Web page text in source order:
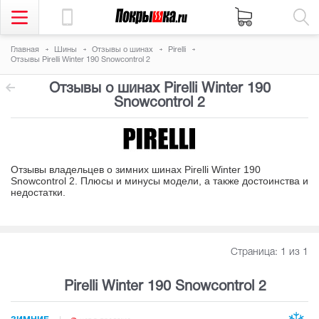
Главная Шины Отзывы о шинах
Pirelli
Отзывы Pirelli Winter 190 Snowcontrol 2
Отзывы о шинах Pirelli Winter 190
Snowcontrol 2
Отзывы владельцев о зимних шинах Pirelli Winter 190
Snowcontrol 2. Плюсы и минусы модели, а также достоинства и
недостатки
Страница: 1 из 1
Pirelli Winter 190 Snowcontrol 2